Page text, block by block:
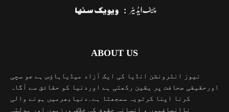
ABOUT US
نیوز انٹرونشن انڈیا کی ایک آزاد میڈیاہاؤس ہے جو سچی
اورحقیقی صحافت پر یقین رکھتی ہے اوردنیا کو حقائق سے آگاہ
کرنا اپنا کرتویہ سمجھتا ہے۔دنیابھرمیں ہونے والی
ناانصافیوں ، انسانی حقوق کی خلاف ورزیوں اور بدلتی